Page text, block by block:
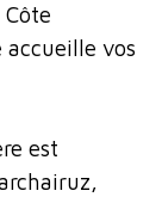
vos
est